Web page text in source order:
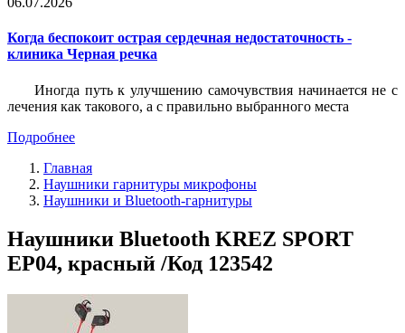
Когда беспокоит острая сердечная недостаточность -
клиника Черная речка
Иногда путь к улучшению самочувствия начинается не с
лечения как такового, а с правильно выбранного места
Подробнее
Главная
Наушники гарнитуры микрофоны
Наушники и Bluetooth-гарнитуры
Наушники Bluetooth KREZ SPORT
EP04, красный /Код 123542